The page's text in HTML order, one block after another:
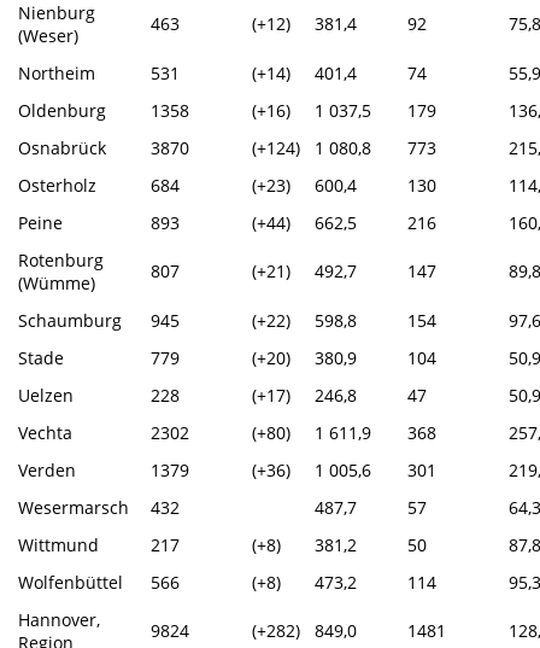
Nienburg
(Weser)
463 (+12) 381,4 92
Northeim 531 (+14) 401,4 74
Oldenburg
1358 (+16) 1 037,5 179
Osnabrück
3870 (+124) 1 080,8 773
Osterholz
684 (+23) 600,4 130
Peine
893 (+44) 662,5 216
Rotenburg
(Wümme)
807 (+21) 492,7 147
Schaumburg 945 (+22) 598,8 154
Stade
779 (+20) 380,9 104
Uelzen
228 (+17) 246,8 47
Vechta
2302 (+80) 1 611,9 368
Verden
1379 (+36) 1 005,6 301
Wesermarsch
432 487,7 57
Wittmund
217 (+8) 381,2 50
Wolfenbüttel
566 (+8) 473,2 114
Hannover,
Region
9824 (+282) 849,0 1481